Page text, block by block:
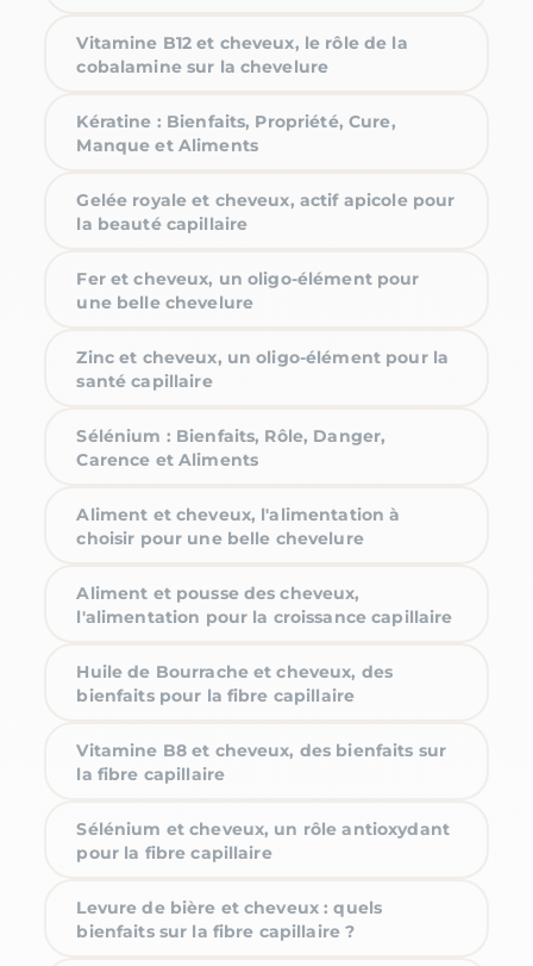
Vitamine B12 et cheveux, le rôle de la
cobalamine sur la chevelure
Kératine : Bienfaits, Propriété, Cure,
Manque et Aliments
Gelée royale et cheveux, actif apicole pour
la beauté capillaire
Fer et cheveux, un oligo-élément pour
une belle chevelure
Zinc et cheveux, un oligo-élément pour la
santé capillaire
Sélénium : Bienfaits, Rôle, Danger,
Carence et Aliments
Aliment et cheveux, l'alimentation à
choisir pour une belle chevelure
Aliment et pousse des cheveux,
l'alimentation pour la croissance capillaire
Huile de Bourrache et cheveux, des
bienfaits pour la fibre capillaire
Vitamine B8 et cheveux, des bienfaits sur
la fibre capillaire
Sélénium et cheveux, un rôle antioxydant
pour la fibre capillaire
Levure de bière et cheveux : quels
bienfaits sur la fibre capillaire ?